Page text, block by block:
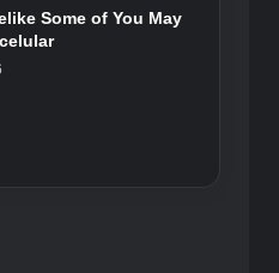
Some of You May